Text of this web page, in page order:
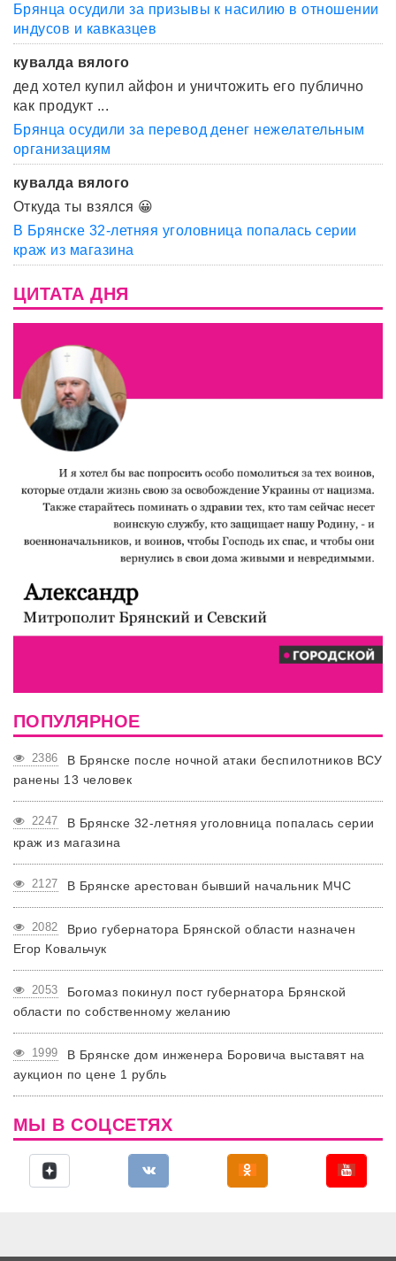
Брянца осудили за призывы к насилию в отношении
индусов и кавказцев
кувалда вялого
дед хотел купил айфон и уничтожить его публично
как продукт ...
Брянца осудили за перевод денег нежелательным
организациям
кувалда вялого
Откуда ты взялся 😀
В Брянске 32-летняя уголовница попалась серии
краж из магазина
ЦИТАТА ДНЯ
ПОПУЛЯРНОЕ
2386
В Брянске после ночной атаки беспилотников ВСУ
ранены 13 человек
2247
В Брянске 32-летняя уголовница попалась серии
краж из магазина
2127 В Брянске арестован бывший начальник МЧС
2082
Врио губернатора Брянской области назначен
Егор Ковальчук
2053
Богомаз покинул пост губернатора Брянской
области по собственному желанию
1999
В Брянске дом инженера Боровича выставят на
аукцион по цене 1 рубль
МЫ В СОЦСЕТЯХ